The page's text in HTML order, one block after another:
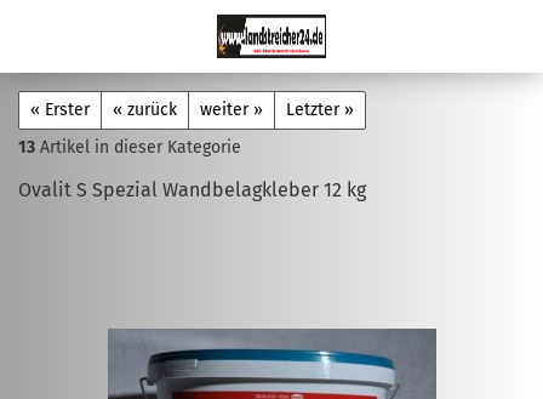
« Erster « zurück weiter »
Letzter »
13 Artikel in dieser Kategorie
Ovalit S Spezial Wandbelagkleber 12 kg